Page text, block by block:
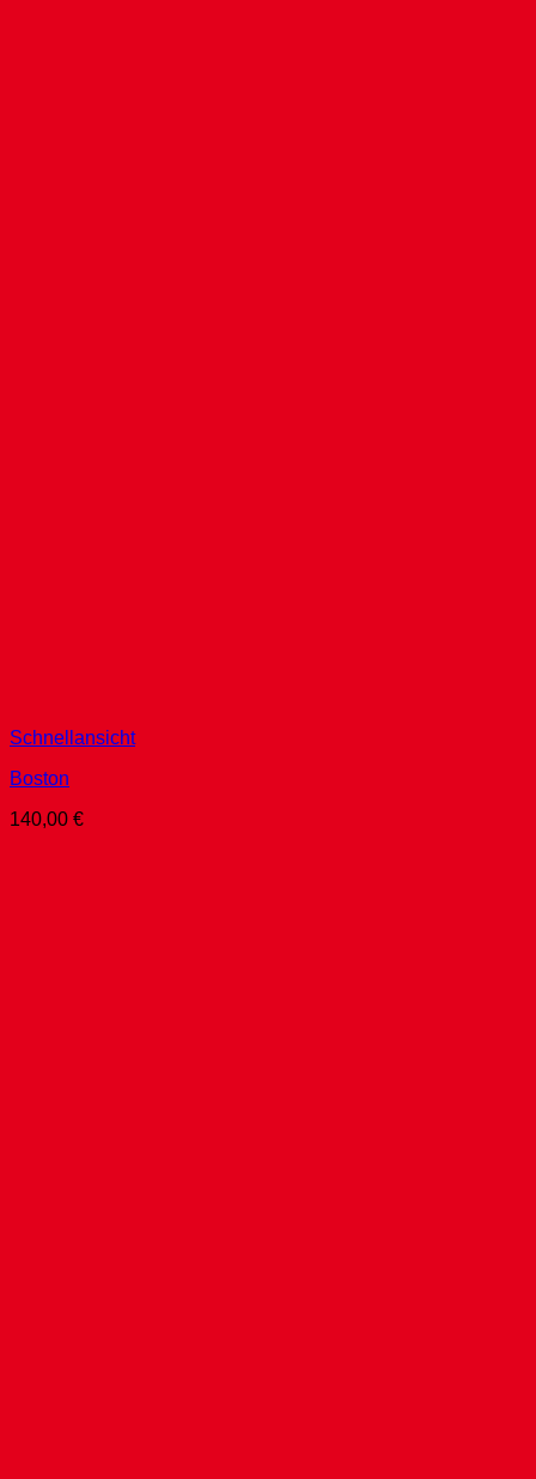
Schnellansicht
Boston
140,00 €